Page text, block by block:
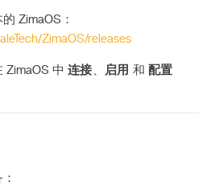
ZimaOS：
ZimaOS/releases
ZimaOS 中 连接 、 启用 和 配置